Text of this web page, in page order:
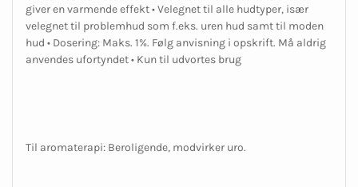
giver en varmende effekt • Velegnet til alle hudtyper, især
velegnet til problemhud som f.eks. uren hud samt til moden
hud • Dosering: Maks. 1%. Følg anvisning i opskrift. Må aldrig
anvendes ufortyndet • Kun til udvortes brug
Til aromaterapi: Beroligende, modvirker uro.